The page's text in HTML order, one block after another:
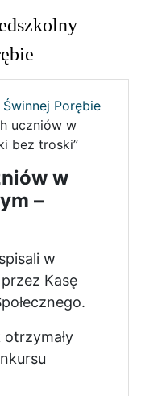
Porębie
uczniów w
bez troski”
w
–
w
Kasę
otrzymały